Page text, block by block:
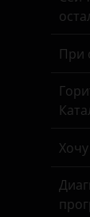
Iveco
JAC
Jeep
При